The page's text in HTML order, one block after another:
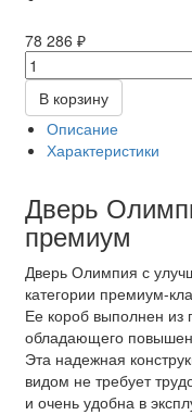
78 286 ₽
В корзину
Описание
Характеристики
Дверь
премиум
Дверь Олимпия с
категории премиум-
Ее короб выполнен из
обладающего
Эта надежная
видом не требует
и очень удобна в